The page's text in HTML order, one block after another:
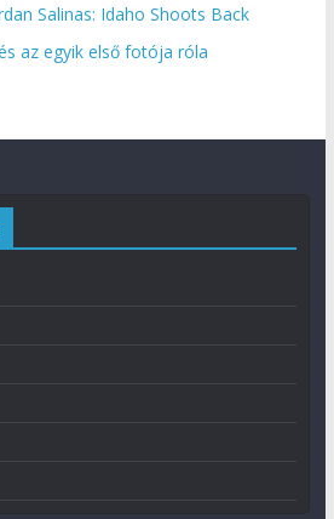
Salinas: Idaho Shoots Back
az egyik első fotója róla